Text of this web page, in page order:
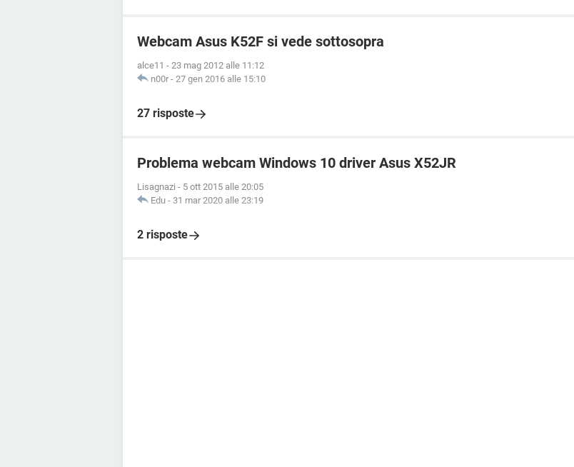
Webcam Asus K52F si vede sottosopra
alce11 - 23 mag 2012 alle 11:12
n00r - 27 gen 2016 alle 15:10
27 risposte
Problema webcam Windows 10 driver Asus X52JR
Lisagnazi - 5 ott 2015 alle 20:05
Edu - 31 mar 2020 alle 23:19
2 risposte